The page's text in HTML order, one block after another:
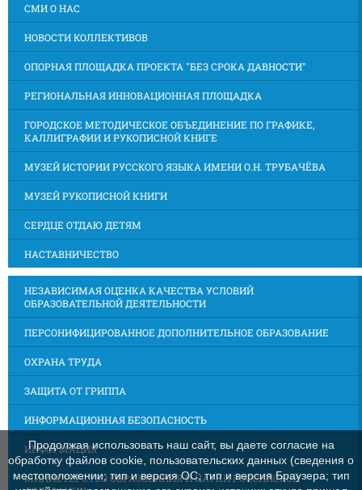
СМИ О НАС
НОВОСТИ КОЛЛЕКТИВОВ
ОПОРНАЯ ПЛОЩАДКА ПРОЕКТА "БЕЗ СРОКА ДАВНОСТИ"
РЕГИОНАЛЬНАЯ ИННОВАЦИОННАЯ ПЛОЩАДКА
ГОРОДСКОЕ МЕТОДИЧЕСКОЕ ОБЪЕДИНЕНИЕ ПО ГРАФИКЕ,
КАЛЛИГРАФИИ И РУКОПИСНОЙ КНИГЕ
МУЗЕЙ ИСТОРИИ РУССКОГО ЯЗЫКА ИМЕНИ О.Н. ТРУБАЧЁВА
МУЗЕЙ РУКОПИСНОЙ КНИГИ
СЕРДЦЕ ОТДАЮ ДЕТЯМ
НАСТАВНИЧЕСТВО
НЕЗАВИСИМАЯ ОЦЕНКА КАЧЕСТВА УСЛОВИЙ
ОБРАЗОВАТЕЛЬНОЙ ДЕЯТЕЛЬНОСТИ
ПЕРСОНИФИЦИРОВАННОЕ ДОПОЛНИТЕЛЬНОЕ ОБРАЗОВАНИЕ
ОХРАНА ТРУДА
ЗАЩИТА ОТ ГРИППА
ИНФОРМАЦИОННАЯ БЕЗОПАСНОСТЬ
ИНФОРМАЦИЯ
МИНИСТЕРСТВО ОБРАЗОВАНИЯ И НАУКИ РОССИЙСКОЙ
Продолжая использовать наш сайт, вы даете согласие на
обработку файлов cookie, пользовательских данных (сведения о
местоположении; тип и версия ОС; тип и версия Браузера; тип